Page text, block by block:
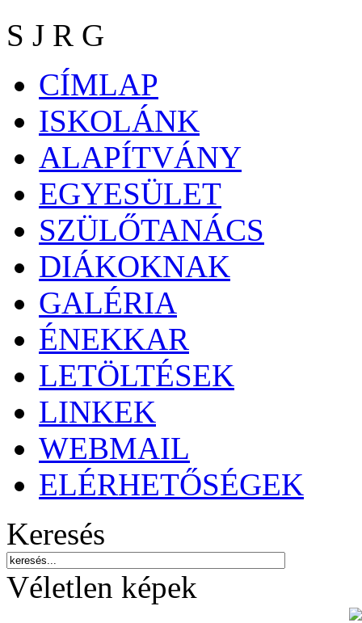
S J R G
CÍMLAP
ISKOLÁNK
ALAPÍTVÁNY
EGYESÜLET
SZÜLŐTANÁCS
DIÁKOKNAK
GALÉRIA
ÉNEKKAR
LETÖLTÉSEK
LINKEK
WEBMAIL
ELÉRHETŐSÉGEK
Keresés
Véletlen képek